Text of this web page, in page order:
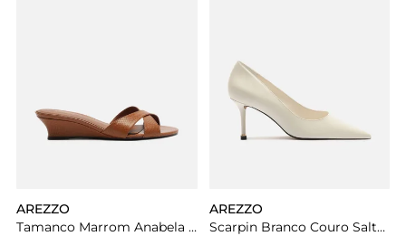
AREZZO
Tamanco Marrom Anabela Tiras
AREZZO
Scarpin Branco Couro Salto Fino